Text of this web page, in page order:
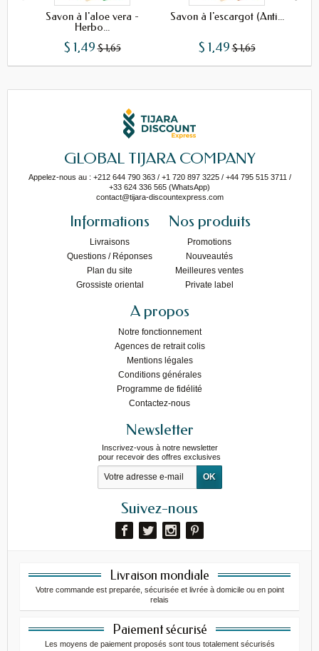
Savon à l'aloe vera -
Herbo...
$ 1,49 $ 1,65
Savon à l'escargot (Anti...
$ 1,49 $ 1,65
GLOBAL TIJARA COMPANY
Appelez-nous au : +212 644 790 363 / +1 720 897 3225 / +44 795 515 3711 /
+33 624 336 565 (WhatsApp)
contact@tijara-discountexpress.com
Informations
Livraisons
Questions / Réponses
Plan du site
Grossiste oriental
Nos produits
Promotions
Nouveautés
Meilleures ventes
Private label
A propos
Notre fonctionnement
Agences de retrait colis
Mentions légales
Conditions générales
Programme de fidélité
Contactez-nous
Newsletter
Inscrivez-vous à notre newsletter
pour recevoir des offres exclusives
Suivez-nous
Livraison mondiale
Votre commande est preparée, sécurisée et livrée à domicile ou en point
relais
Paiement sécurisé
Les moyens de paiement proposés sont tous totalement sécurisés